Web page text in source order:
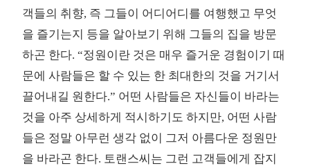
객들의 취향, 즉 그들이 어디어디를 여행했고 무엇
을 즐기는지 등을 알아보기 위해 그들의 집을 방문
하곤 한다. “정원이란 것은 매우 즐거운 경험이기 때
문에 사람들은 할 수 있는 한 최대한의 것을 거기서
끌어내길 원한다.” 어떤 사람들은 자신들이 바라는
것을 아주 상세하게 적시하기도 하지만, 어떤 사람
들은 정말 아무런 생각 없이 그저 아름다운 정원만
을 바라곤 한다. 토랜스씨는 그런 고객들에게 잡지